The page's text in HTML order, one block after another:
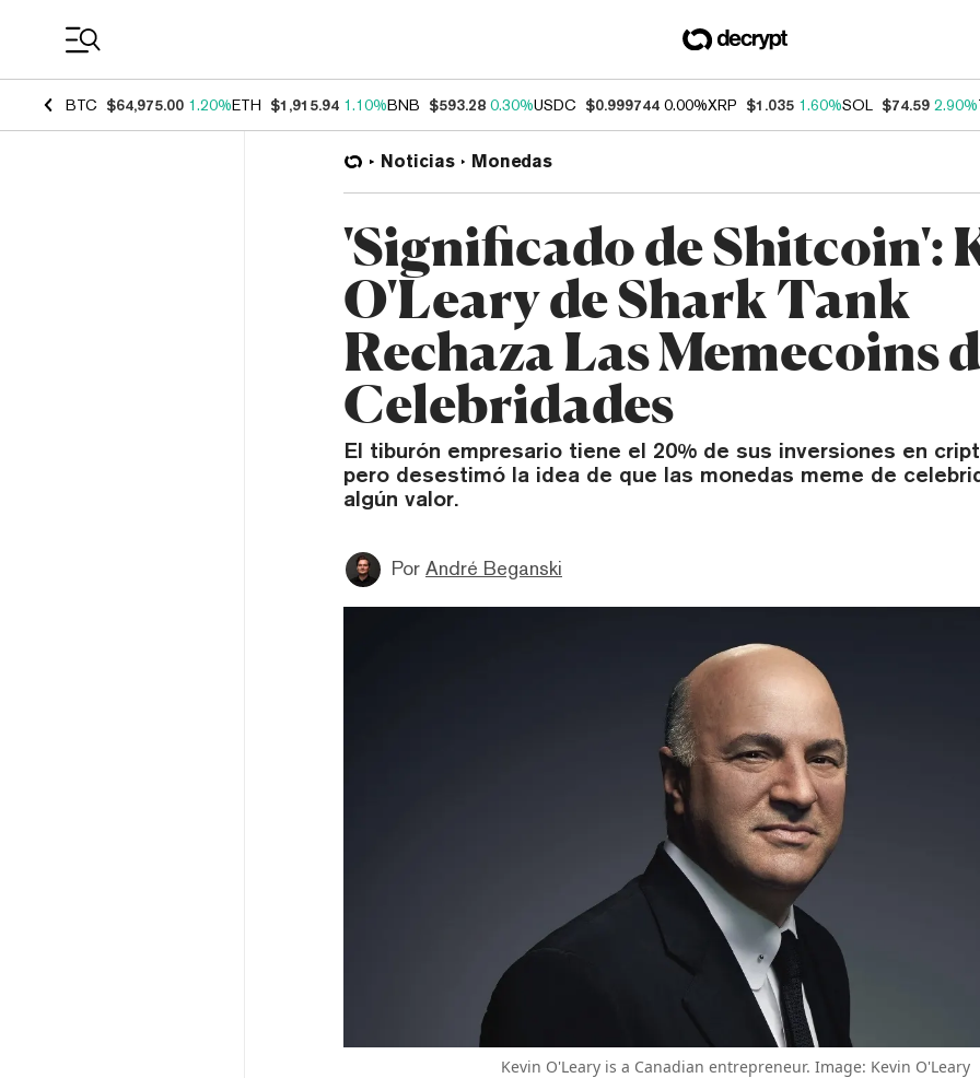
BTC $64,975.00 1.20%ETH $1,915.94 1.10%BNB $593.28 0.30%USDC $0.999744 0.00%XRP $1.035 1.60%SOL $74.59 2.90%
Noticias Monedas
'Significado de Shitcoin':
O'Leary de Shark Tank
Rechaza Las Memecoins
Celebridades
El tiburón empresario tiene el 20% de sus inversiones en
pero desestimó la idea de que las monedas meme de
algún valor.
Por André Beganski
Kevin O'Leary is a Canadian entrepreneur. Image: Kevin O'Leary